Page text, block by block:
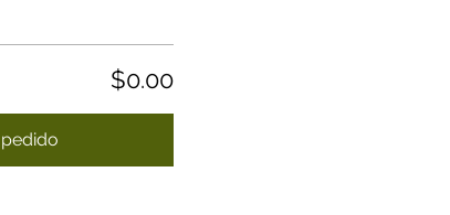
$0.00